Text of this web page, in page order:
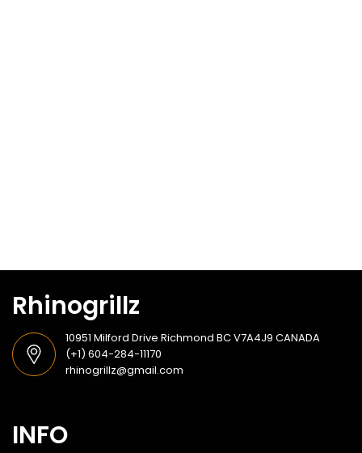
Rhinogrillz
10951 Milford Drive Richmond BC V7A4J9 CANADA
(+1) 604-284-11170
rhinogrillz@gmail.com
INFO